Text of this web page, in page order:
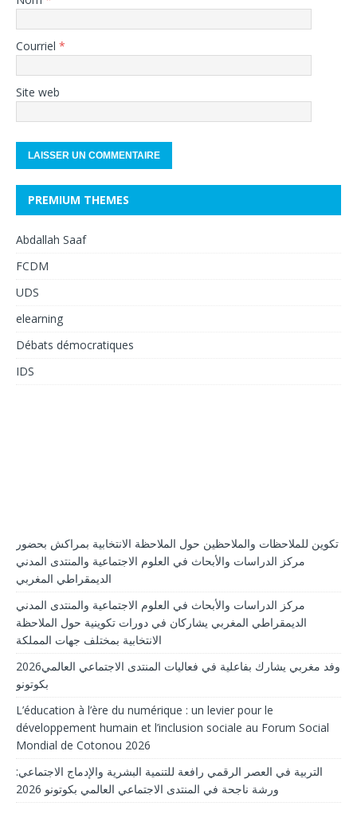
Courriel *
Site web
PREMIUM THEMES
Abdallah Saaf
FCDM
UDS
elearning
Débats démocratiques
IDS
تكوين للملاحظات والملاحظين حول الملاحظة الانتخابية بمراكش بحضور
مركز الدراسات والأبحاث في العلوم الاجتماعية والمنتدى المدني
الديمقراطي المغربي
مركز الدراسات والأبحاث في العلوم الاجتماعية والمنتدى المدني
الديمقراطي المغربي يشاركان في دورات تكوينية حول الملاحظة
الانتخابية بمختلف جهات المملكة
2026وفد مغربي يشارك بفاعلية في فعاليات المنتدى الاجتماعي العالمي
بكوتونو
L’éducation à l’ère du numérique : un levier pour le
développement humain et l’inclusion sociale au Forum Social
Mondial de Cotonou 2026
التربية في العصر الرقمي رافعة للتنمية البشرية والإدماج الاجتماعي:
ورشة ناجحة في المنتدى الاجتماعي العالمي بكوتونو 2026